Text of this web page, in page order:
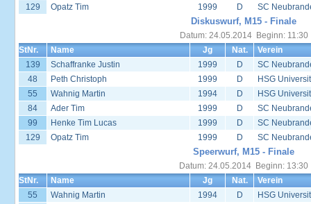
129
Opatz Tim 1999 D SC
Diskuswurf, M15 - Finale
Datum: 24.05.2014 Beginn: 11:30
StNr.
Name Jg Nat.
Verein
139
Schaffranke Justin 1999 D
SC
48
Peth Christoph 1999 D
HSG
55
Wahnig Martin 1994 D
HSG
84
Ader Tim 1999 D
SC
99
Henke Tim Lucas 1999 D
SC
129
Opatz Tim 1999 D SC
Speerwurf, M15 - Finale
Datum: 24.05.2014 Beginn: 13:30
StNr.
Name Jg Nat.
Verein
55
Wahnig Martin 1994 D
HSG